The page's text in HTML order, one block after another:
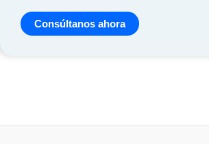
Consúltanos ahora